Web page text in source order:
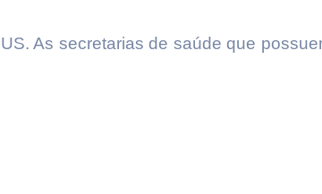
As secretarias de saúde que